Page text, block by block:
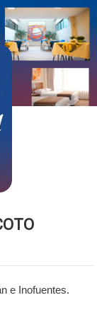
e Inofuentes.